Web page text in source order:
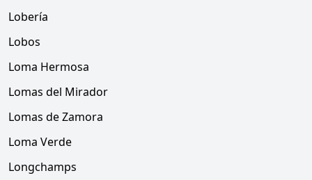
Lobería
Lobos
Loma Hermosa
Lomas del Mirador
Lomas de Zamora
Loma Verde
Longchamps